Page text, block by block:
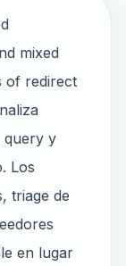
mixed
of redirect
query y
Los
triage de
en lugar